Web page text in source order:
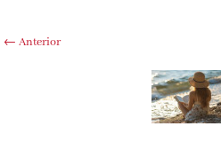
← Anterior